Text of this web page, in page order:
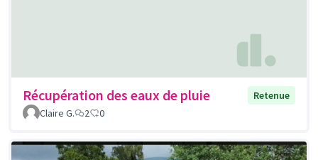
Récupération des eaux de pluie
Retenue
Claire G.
2 0